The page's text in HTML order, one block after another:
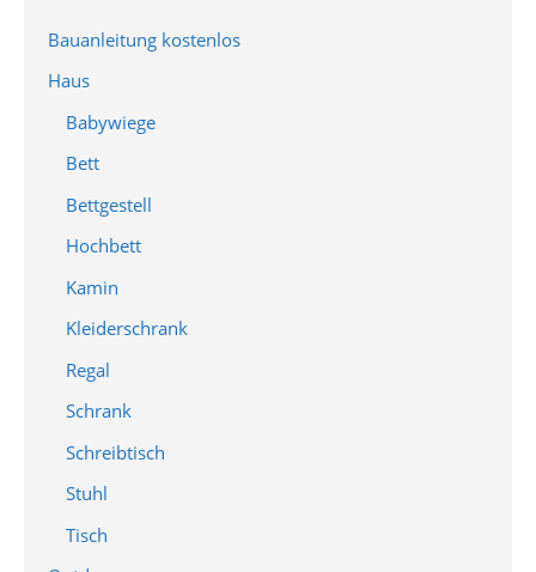
Bauanleitung kostenlos
Haus
Babywiege
Bett
Bettgestell
Hochbett
Kamin
Kleiderschrank
Regal
Schrank
Schreibtisch
Stuhl
Tisch